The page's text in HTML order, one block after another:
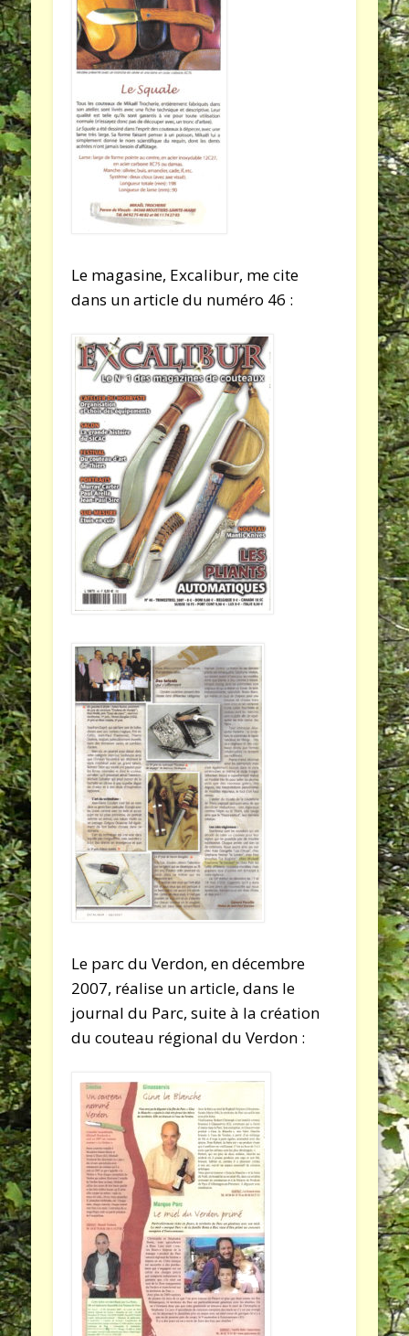
Le magasine, Excalibur, me cite
dans un article du numéro 46 :
Le parc du Verdon, en décembre
2007, réalise un article, dans le
journal du Parc, suite à la création
du couteau régional du Verdon :